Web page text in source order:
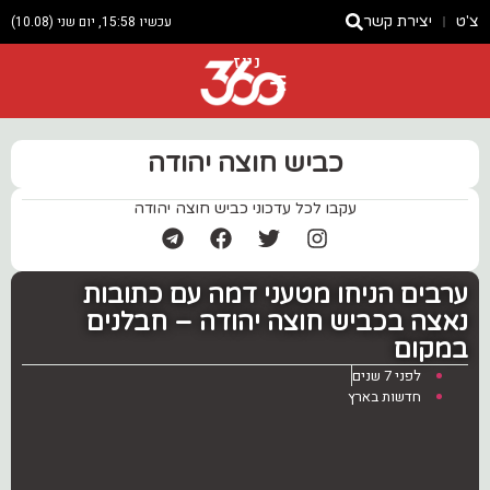
צ'ט יצירת קשר עכשיו 15:58, יום שני (10.08)
ניוז
כביש חוצה יהודה
עקבו לכל עדכוני כביש חוצה יהודה
ערבים הניחו מטעני דמה עם כתובות
נאצה בכביש חוצה יהודה – חבלנים
במקום
לפני 7 שנים
חדשות בארץ